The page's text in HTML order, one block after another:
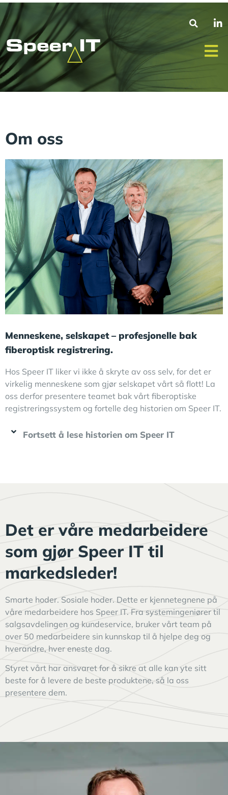
Om oss
Menneskene, selskapet – profesjonelle bak
fiberoptisk registrering.
Hos Speer IT liker vi ikke å skryte av oss selv, for det er
virkelig menneskene som gjør selskapet vårt så flott! La
oss derfor presentere teamet bak vårt fiberoptiske
registreringssystem og fortelle deg historien om Speer IT.
Fortsett å lese historien om Speer IT
Det er våre medarbeidere
som gjør Speer IT til
markedsleder!
Smarte hoder. Sosiale hoder. Dette er kjennetegnene på
våre medarbeidere hos Speer IT. Fra systemingeniører til
salgsavdelingen og kundeservice, bruker vårt team på
over 50 medarbeidere sin kunnskap til å hjelpe deg og
hverandre, hver eneste dag.
Styret vårt har ansvaret for å sikre at alle kan yte sitt
beste for å levere de beste produktene, så la oss
presentere dem.